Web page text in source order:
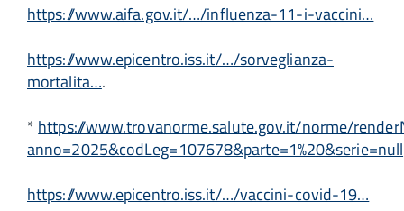
https://www.aifa.gov.it/…/influenza-11-i-vaccini…
https://www.epicentro.iss.it/…/sorveglianza-
mortalita….
* https://www.trovanorme.salute.gov.it/norme/
anno=2025&codLeg=107678&parte=1%20&serie=null
https://www.epicentro.iss.it/…/vaccini-covid-19…